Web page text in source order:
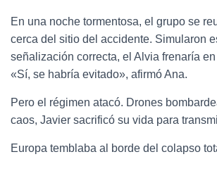
En una noche tormentosa, el grupo se
cerca del sitio del accidente. Simularon
señalización correcta, el Alvia frenaría
«Sí, se habría evitado», afirmó Ana.
Pero el régimen atacó. Drones
caos, Javier sacrificó su vida para
Europa temblaba al borde del colapso